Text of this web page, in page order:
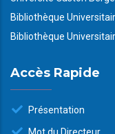
Bibliothèque
Bibliothèque
Accès Rapide
Présentation